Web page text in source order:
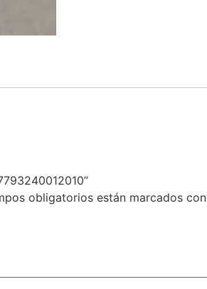
obligatorios están marcados con